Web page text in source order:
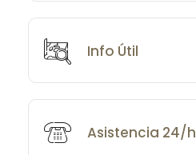
Info Útil
Asistencia 24/h